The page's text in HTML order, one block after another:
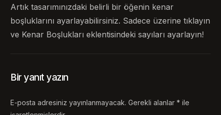
Artık tasarımınızdaki belirli bir öğenin kenar
boşluklarını ayarlayabilirsiniz. Sadece üzerine tıklayın
ve Kenar Boşlukları eklentisindeki sayıları ayarlayın!
Bir yanıt yazın
E-posta adresiniz yayınlanmayacak. Gerekli alanlar* ile